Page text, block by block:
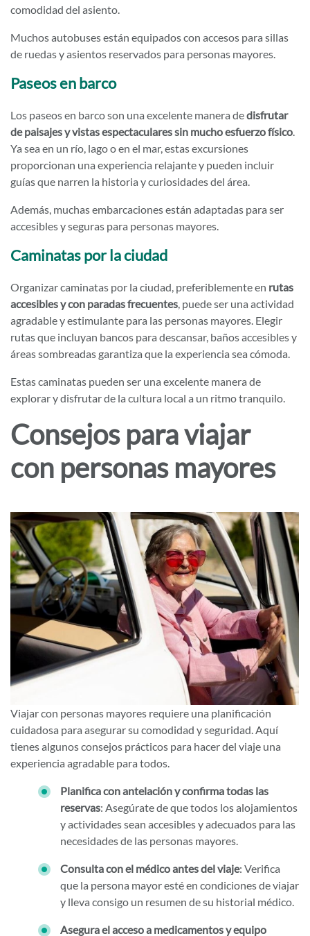
comodidad del asiento.
Muchos autobuses están equipados con accesos para sillas
de ruedas y asientos reservados para personas mayores.
Paseos en barco
Los paseos en barco son una excelente manera dedisfrutar
de paisajes y vistas espectaculares sin mucho esfuerzo físico.
Ya sea en un río, lago o en el mar, estas excursiones
proporcionan una experiencia relajante y pueden incluir
guías que narren la historia y curiosidades del área.
Además, muchas embarcaciones están adaptadas para ser
accesibles y seguras para personas mayores.
Caminatas por la ciudad
Organizar caminatas por la ciudad, preferiblemente en rutas
accesibles y con paradas frecuentes, puede ser una actividad
agradable y estimulante para las personas mayores. Elegir
rutas que incluyan bancos para descansar, baños accesibles y
áreas sombreadas garantiza que la experiencia sea cómoda.
Estas caminatas pueden ser una excelente manera de
explorar y disfrutar de la cultura local a un ritmo tranquilo.
Consejos para viajar
con personas mayores
Viajar con personas mayores requiere una planificación
cuidadosa para asegurar su comodidad y seguridad. Aquí
tienes algunos consejos prácticos para hacer del viaje una
experiencia agradable para todos.
Planifica con antelación y confirma todas las
reservas: Asegúrate de que todos los alojamientos
y actividades sean accesibles y adecuados para las
necesidades de las personas mayores.
Consulta con el médico antes del viaje: Verifica
que la persona mayor esté en condiciones de viajar
y lleva consigo un resumen de su historial médico.
Asegura el acceso a medicamentos y equipo